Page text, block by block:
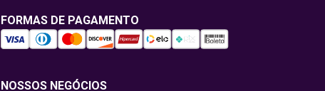
FORMAS DE PAGAMENTO
NOSSOS NEGÓCIOS